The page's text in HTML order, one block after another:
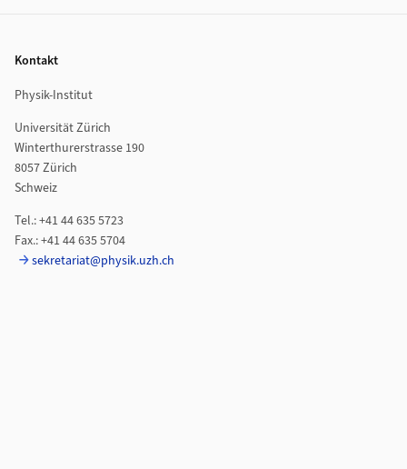
Kontakt
Physik-Institut
Universität Zürich
Winterthurerstrasse 190
8057 Zürich
Schweiz
Tel.: +41 44 635 5723
Fax.: +41 44 635 5704
sekretariat@physik.uzh.ch